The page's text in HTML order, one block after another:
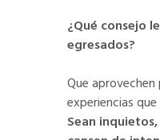
¿Qué consejo
egresados?
Que
experiencias
Sean